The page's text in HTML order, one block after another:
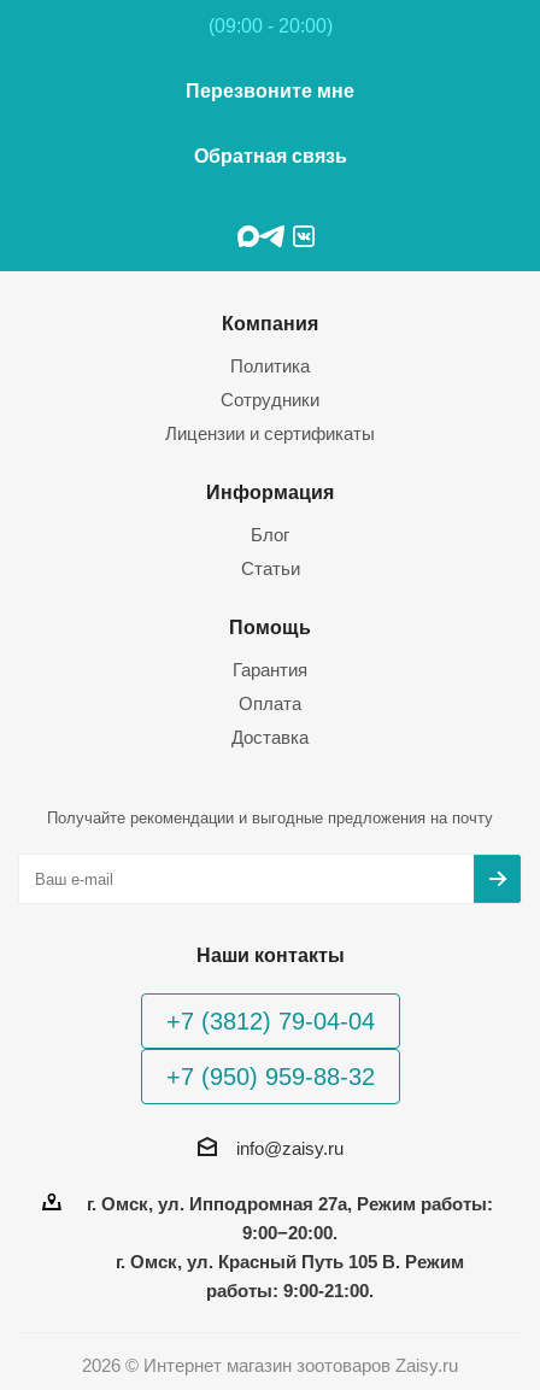
(09:00 - 20:00)
Перезвоните мне
Обратная связь
Компания
Политика
Сотрудники
Лицензии и сертификаты
Информация
Блог
Статьи
Помощь
Гарантия
Оплата
Доставка
Получайте рекомендации и выгодные предложения на почту
Наши контакты
+7 (3812) 79-04-04
+7 (950) 959-88-32
info@zaisy.ru
г. Омск, ул. Ипподромная 27а, Режим работы:
9:00−20:00.
г. Омск, ул. Красный Путь 105 В. Режим
работы: 9:00-21:00.
2026 © Интернет магазин зоотоваров Zaisy.ru